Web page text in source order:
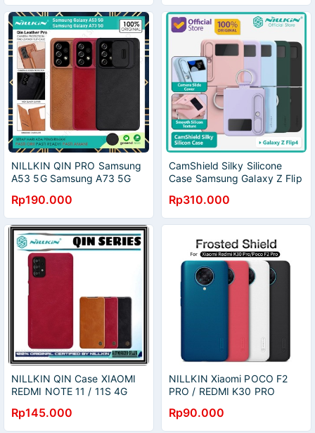
NILLKIN QIN PRO Samsung
A53 5G Samsung A73 5G
Rp190.000
CamShield Silky Silicone
Case Samsung Galaxy Z Flip
Rp310.000
NILLKIN QIN Case XIAOMI
REDMI NOTE 11 / 11S 4G
Rp145.000
NILLKIN Xiaomi POCO F2
PRO / REDMI K30 PRO
SHIELD
Rp90.000